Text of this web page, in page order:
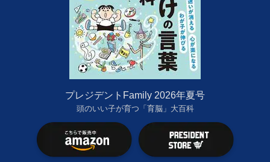
プレジデントFamily 2026年夏号
頭のいい子が育つ「育脳」大百科